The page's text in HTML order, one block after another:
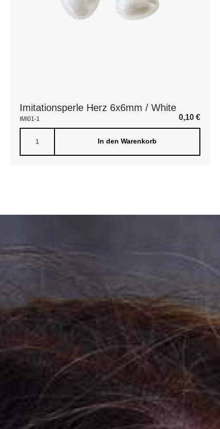
Imitationsperle Herz 6x6mm / White
IMI01-1 0,10 €
In den Warenkorb